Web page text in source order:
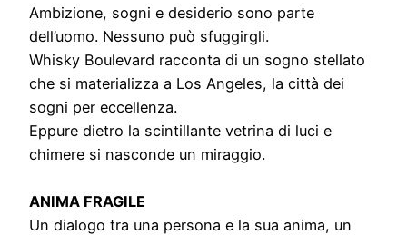
Ambizione, sogni e desiderio sono parte
dell’uomo. Nessuno può sfuggirgli.
Whisky Boulevard racconta di un sogno stellato
che si materializza a Los Angeles, la città dei
sogni per eccellenza.
Eppure dietro la scintillante vetrina di luci e
chimere si nasconde un miraggio.
ANIMA FRAGILE
Un dialogo tra una persona e la sua anima, un